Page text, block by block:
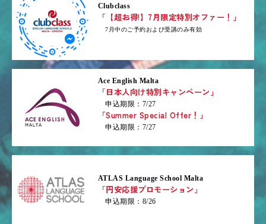
Clubclass
「【超お得!】7月限定特別オファー！」
7月中のご予約および受講のみ有効
Ace English Malta
「日本人向け特別キャンペーン」
申込期限：7/27
「Summer Special Offer！」
申込期限：7/27
ATLAS Language School Malta
「円安応援プロモーション」
申込期限：8/26